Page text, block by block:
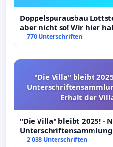
Doppelspurausbau
aber nicht so! Wir hier
Rechte!
770 Unterschriften
"Die Villa" bleibt
Erhalt der
"Die Villa" bleibt 2025! -
Erhalt der Villa
2 038 Unterschriften